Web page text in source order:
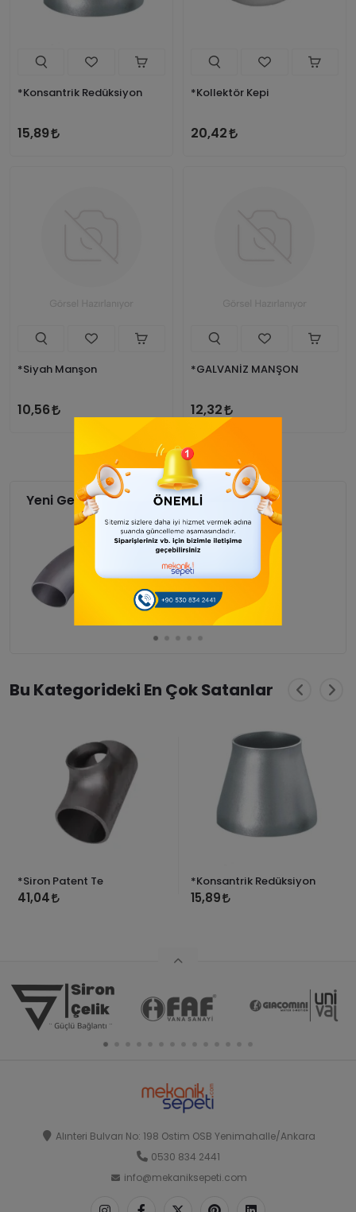
*Konsantrik Redüksiyon
15,89
*Kollektör Kepi
20,42
*Siyah Manşon
10,56
*GALVANİZ MANŞON
12,32
Yeni Gelenler
*Dikişli Patent Dirsek
26,88
Bu Kategorideki En Çok Satanlar
*Siron Patent Te
41,04
*Konsantrik Redüksiyon
15,89
Alınteri Bulvarı No: 198 Ostim OSB Yenimahalle/Ankara
0530 834 2441
info@mekaniksepeti.com